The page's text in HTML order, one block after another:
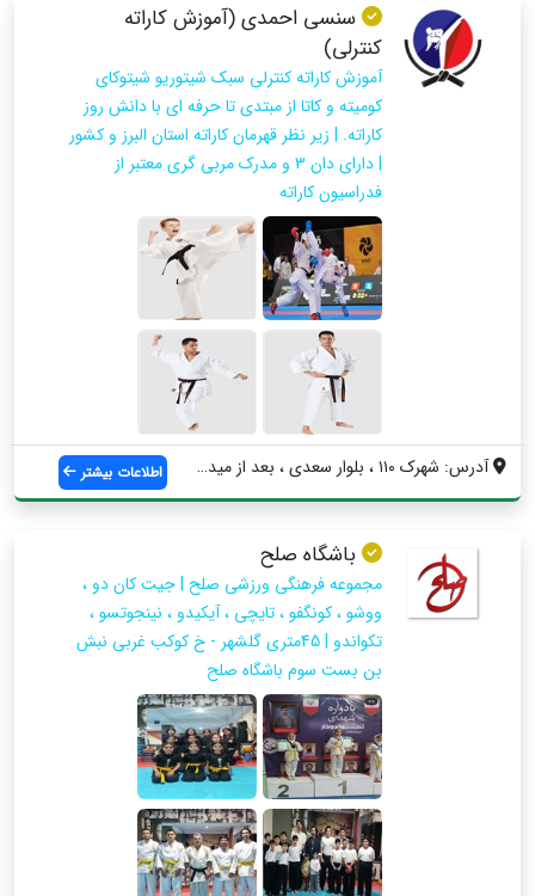
سنسی احمدی (آموزش کاراته
کنترلی)
آموزش کاراته کنترلی سبک شیتوریو شیتوکای
کومیته و کاتا از مبتدی تا حرفه ای با دانش روز
کاراته. | زیر نظر قهرمان کاراته استان البرز و کشور
| دارای دان 3 و مدرک مربی گری معتبر از
فدراسیون کاراته
آدرس: شهرک ۱۱۰ ، بلوار سعدی ، بعد از مید... اطلاعات بیشتر
باشگاه صلح
مجموعه فرهنگی ورزشی صلح | جیت کان دو ،
ووشو ، کونگفو ، تایچی ، آیکیدو ، نینجوتسو ،
تکواندو | 45متری گلشهر - خ کوکب غربی نبش
بن بست سوم باشگاه صلح